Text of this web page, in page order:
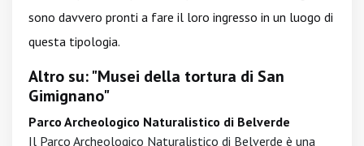
sono davvero pronti a fare il loro ingresso in un luogo di
questa tipologia.
Altro su: "Musei della tortura di San
Gimignano"
Parco Archeologico Naturalistico di Belverde
Il Parco Archeologico Naturalistico di Belverde è una